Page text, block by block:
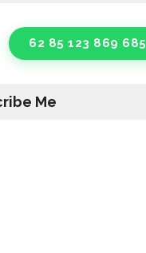
62 85 123 869 685
Me